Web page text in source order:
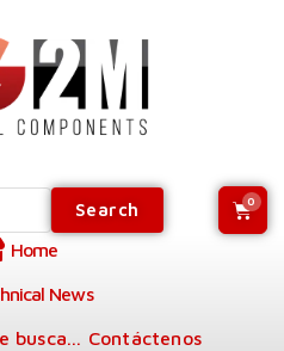
Search
Home
News
busca... Contáctenos